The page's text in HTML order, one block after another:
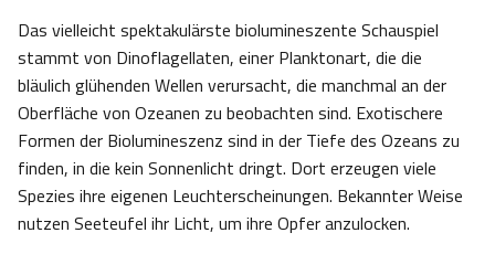
Das vielleicht spektakulärste biolumineszente Schauspiel
stammt von Dinoflagellaten, einer Planktonart, die die
bläulich glühenden Wellen verursacht, die manchmal an der
Oberfläche von Ozeanen zu beobachten sind. Exotischere
Formen der Biolumineszenz sind in der Tiefe des Ozeans zu
finden, in die kein Sonnenlicht dringt. Dort erzeugen viele
Spezies ihre eigenen Leuchterscheinungen. Bekannter Weise
nutzen Seeteufel ihr Licht, um ihre Opfer anzulocken.